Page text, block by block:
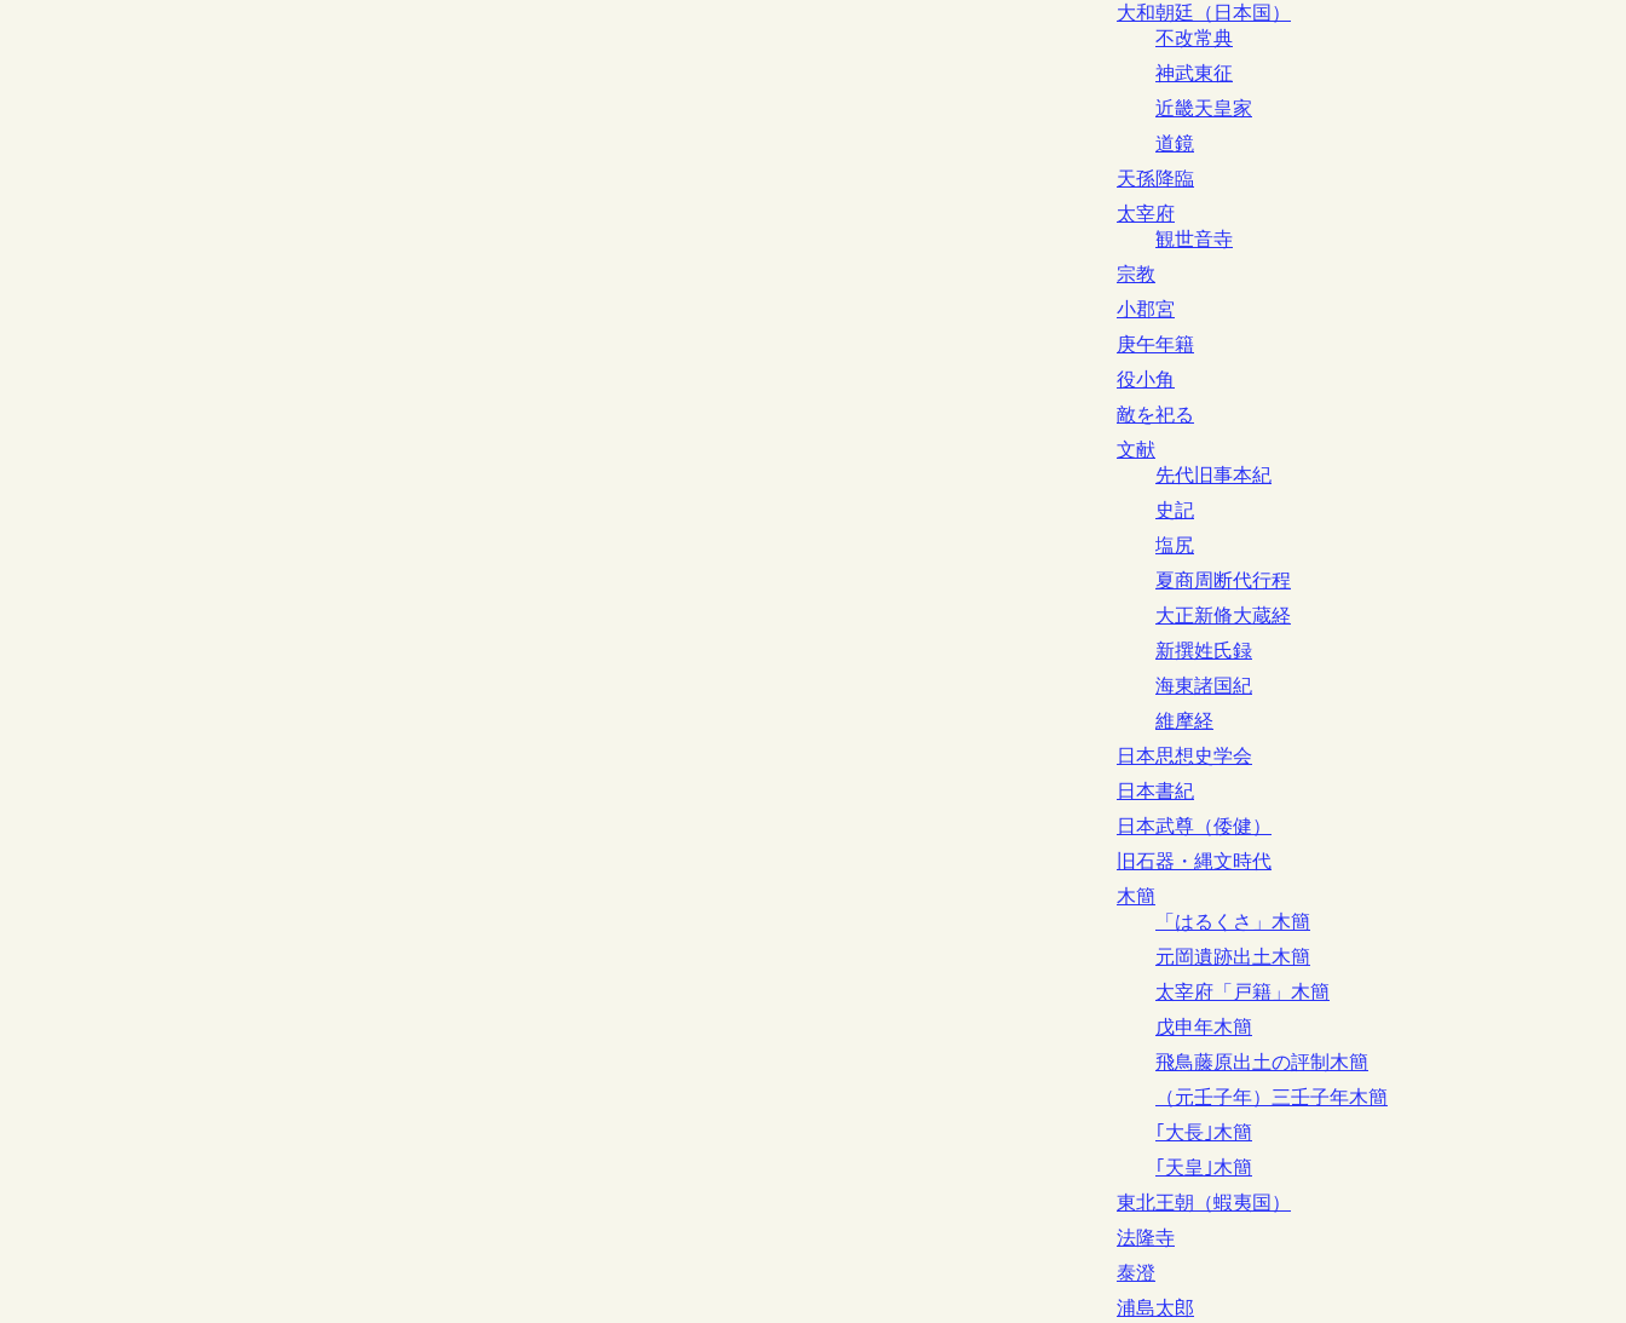
大和朝廷（日本国）
不改常典
神武東征
近畿天皇家
道鏡
天孫降臨
太宰府
観世音寺
宗教
小郡宮
庚午年籍
役小角
敵を祀る
文献
先代旧事本紀
史記
塩尻
夏商周断代行程
大正新脩大蔵経
新撰姓氏録
海東諸国紀
維摩経
日本思想史学会
日本書紀
日本武尊（倭健）
旧石器・縄文時代
木簡
「はるくさ」木簡
元岡遺跡出土木簡
太宰府「戸籍」木簡
戊申年木簡
飛鳥藤原出土の評制木簡
（元壬子年）三壬子年木簡
｢大長｣木簡
｢天皇｣木簡
東北王朝（蝦夷国）
法隆寺
泰澄
浦島太郎